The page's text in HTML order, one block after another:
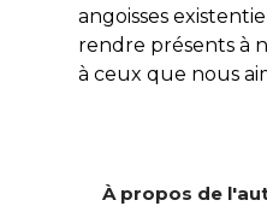
angoisses
rendre présents à
à ceux que nous
À propos de